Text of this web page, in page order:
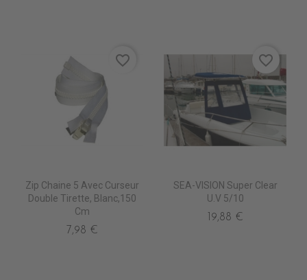
Zip Chaine 5 Avec Curseur
Double Tirette, Blanc,150
Cm
7,98 €
favorite_border
SEA-VISION Super Clear
U.V 5/10
19,88 €
favorite_border